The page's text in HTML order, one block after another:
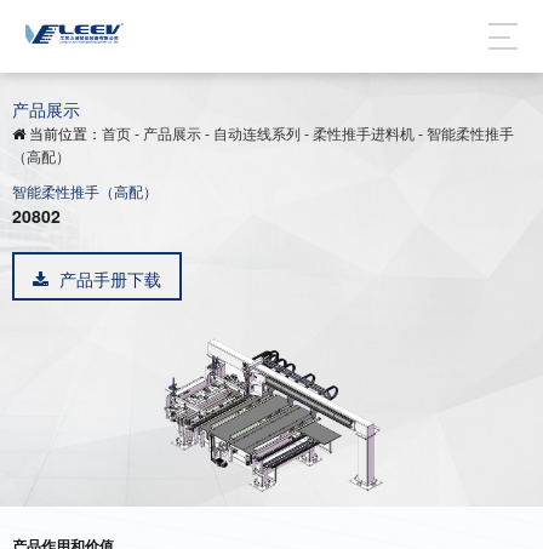
产品展示
当前位置： 首页- 产品展示- 自动连线系列-柔性推手进料机-智能柔性推手
（高配）
智能柔性推手（高配）
20802
产品手册下载